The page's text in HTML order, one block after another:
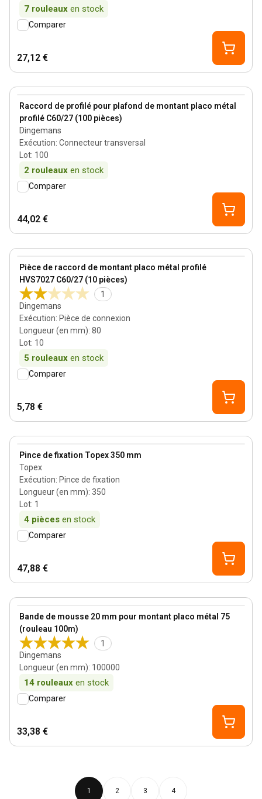
7 rouleaux en stock
Comparer
27,12 €
Raccord de profilé pour plafond de montant placo métal
profilé C60/27 (100 pièces)
Dingemans
Exécution: Connecteur transversal
Lot: 100
2 rouleaux en stock
View product
Comparer
44,02 €
Pièce de raccord de montant placo métal profilé
HVS7027 C60/27 (10 pièces)
1
Dingemans
Exécution: Pièce de connexion
Longueur (en mm): 80
Lot: 10
5 rouleaux en stock
View product
Comparer
5,78 €
Pince de fixation Topex 350 mm
Topex
Exécution: Pince de fixation
Longueur (en mm): 350
Lot: 1
4 pièces en stock
View product
Comparer
47,88 €
Bande de mousse 20 mm pour montant placo métal 75
(rouleau 100m)
1
Dingemans
Longueur (en mm): 100000
14 rouleaux en stock
View product
Comparer
33,38 €
1 2 3 4